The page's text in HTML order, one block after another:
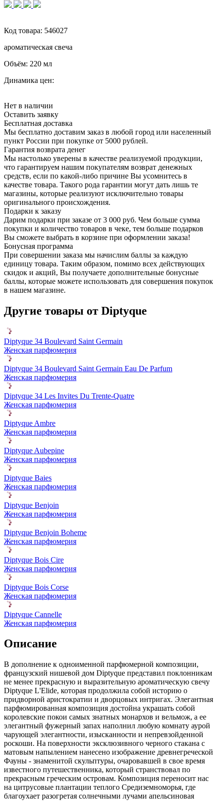
Код товара: 546027
ароматическая свеча
Объём: 220 мл
Динамика цен:
Нет в наличии
Оставить заявку
Бесплатная доставка
Мы бесплатно доставим заказ в любой город или населенный
пункт России при покупке от 5000 рублей.
Гарантия возврата денег
Мы настолько уверены в качестве реализуемой продукции,
что гарантируем нашим покупателям возврат денежных
средств, если по какой-либо причине Вы усомнитесь в
качестве товара. Такого рода гарантии могут дать лишь те
магазины, которые реализуют исключительно товары
оригинального происхождения.
Подарки к заказу
Дарим подарки при заказе от 3 000 руб. Чем больше сумма
покупки и количество товаров в чеке, тем больше подарков
Вы сможете выбрать в корзине при оформлении заказа!
Бонусная программа
При совершении заказа мы начислим баллы за каждую
единицу товара. Таким образом, помимо всех действующих
скидок и акций, Вы получаете дополнительные бонусные
баллы, которые можете использовать для совершения покупок
в нашем магазине.
Другие товары от Diptyque
Diptyque 34 Boulevard Saint Germain
Женская парфюмерия
Diptyque 34 Boulevard Saint Germain Eau De Parfum
Женская парфюмерия
Diptyque 34 Les Invites Du Trente-Quatre
Женская парфюмерия
Diptyque Ambre
Женская парфюмерия
Diptyque Aubepine
Женская парфюмерия
Diptyque Baies
Женская парфюмерия
Diptyque Benjoin
Женская парфюмерия
Diptyque Benjoin Boheme
Женская парфюмерия
Diptyque Bois Cire
Женская парфюмерия
Diptyque Bois Corse
Женская парфюмерия
Diptyque Cannelle
Женская парфюмерия
Описание
В дополнение к одноименной парфюмерной композиции,
французский нишевой дом Diptyque представил поклонникам
не менее прекрасную и выразительную ароматическую свечу
Diptyque L'Elide, которая продолжила собой историю о
придворной аристократии и дворцовых интригах. Элегантная
парфюмированная композиция достойна украшать собой
королевские покои самых знатных монархов и вельмож, а ее
элегантный фужерный запах наполнил любую комнату аурой
чарующей элегантности, изысканности и непревзойденной
роскоши. На поверхности эксклюзивного черного стакана с
матовым напылением нанесено изображение древнегреческой
Фауны - знаменитой скульптуры, очаровавшей в свое время
известного путешественника, который странствовал по
прекрасным греческим островам. Композиция переносит нас
на цитрусовые плантации теплого Средиземноморья, где
благоухает разогретая солнечными лучами апельсиновая